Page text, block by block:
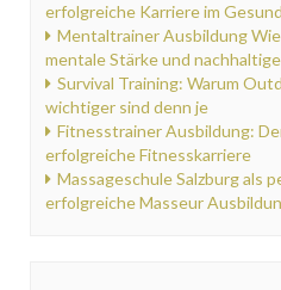
erfolgreiche Karriere im
Mentaltrainer Ausbildung
mentale Stärke und
Survival Training: Warum
wichtiger sind denn je
Fitnesstrainer Ausbildung:
erfolgreiche Fitnesskarriere
Massageschule Salzburg als
erfolgreiche Masseur